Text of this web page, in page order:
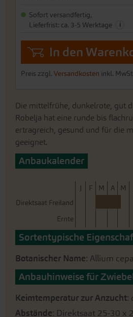
Sofort versandfertig,
Lieferfrist: ca. 3-5 Werktage
i
In den
Preis zzgl. Versandkosten inkl.
Die mittelfrühe, dunkelrote, gut
Robelja hat eine runde bis
ertragreich, gesund und für die
geeignet.
Anbaukalender
J F M A M
Direktsaat Freiland
Ernte
Sortentypische
Botanischer Name: Allium cepa
Anbauhinweise für
Keimtemperatur zur Anzucht:
Abstände: Direktsaat 25-30 x